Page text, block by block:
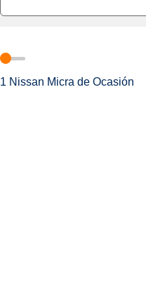
1 Nissan Micra de Ocasión